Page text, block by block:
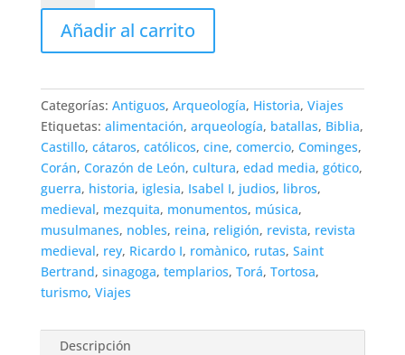
63
cantidad
Añadir al carrito
Categorías: Antiguos, Arqueología, Historia, Viajes
Etiquetas: alimentación, arqueología, batallas, Biblia,
Castillo, cátaros, católicos, cine, comercio, Cominges,
Corán, Corazón de León, cultura, edad media, gótico,
guerra, historia, iglesia, Isabel I, judios, libros,
medieval, mezquita, monumentos, música,
musulmanes, nobles, reina, religión, revista, revista
medieval, rey, Ricardo I, romànico, rutas, Saint
Bertrand, sinagoga, templarios, Torá, Tortosa,
turismo, Viajes
Descripción